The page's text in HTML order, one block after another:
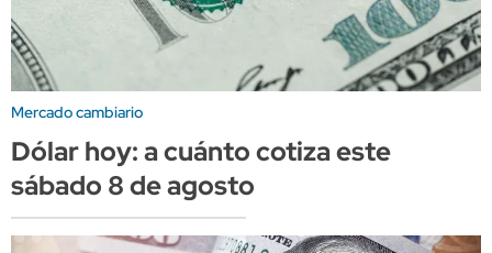
Mercado cambiario
Dólar hoy: a cuánto cotiza este
sábado 8 de agosto